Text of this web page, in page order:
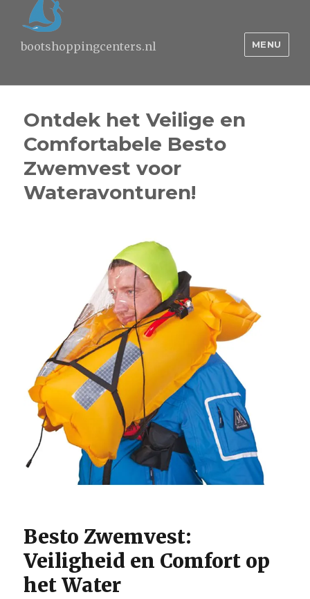
bootshoppingcenters.nl MENU
Ontdek het Veilige en
Comfortabele Besto
Zwemvest voor
Wateravonturen!
Besto Zwemvest:
Veiligheid en Comfort op
het Water